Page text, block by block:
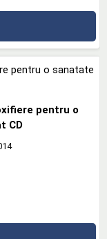
pentru o
CD